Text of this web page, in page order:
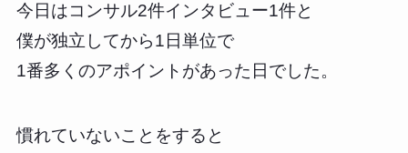
今日はコンサル2件インタビュー1件と
僕が独立してから1日単位で
1番多くのアポイントがあった日でした。
慣れていないことをすると